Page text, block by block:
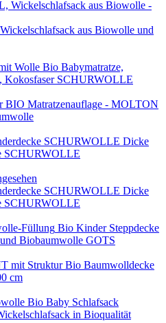
aus Biowolle und
Bio Babymatratze,
Kokosfaser SCHURWOLLE
BIO Matratzenauflage - MOLTON
Dicke
SCHURWOLLE
Dicke
SCHURWOLLE
Bio Kinder Steppdecke
Biobaumwolle GOTS
Bio Baumwolldecke
cm
Bio Baby Schlafsack
in Bioqualität